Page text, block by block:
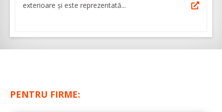
exterioare și este reprezentată...
PENTRU FIRME: